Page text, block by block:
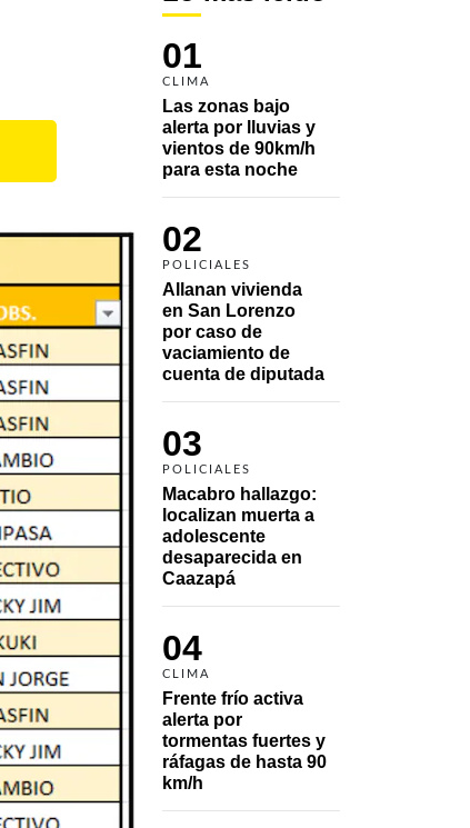
01
CLIMA
Las zonas bajo
alerta por lluvias y
vientos de 90km/h
para esta noche
02
POLICIALES
Allanan vivienda
en San Lorenzo
por caso de
vaciamiento de
cuenta de diputada
03
POLICIALES
Macabro hallazgo:
localizan muerta a
adolescente
desaparecida en
Caazapá
04
CLIMA
Frente frío activa
alerta por
tormentas fuertes y
ráfagas de hasta 90
km/h